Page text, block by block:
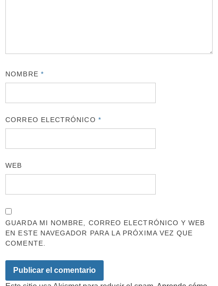
NOMBRE *
CORREO ELECTRÓNICO *
WEB
GUARDA MI NOMBRE, CORREO ELECTRÓNICO Y WEB
EN ESTE NAVEGADOR PARA LA PRÓXIMA VEZ QUE
COMENTE.